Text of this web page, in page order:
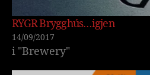
RYGR Brygghús…igjen
14/09/2017
i "Brewery"